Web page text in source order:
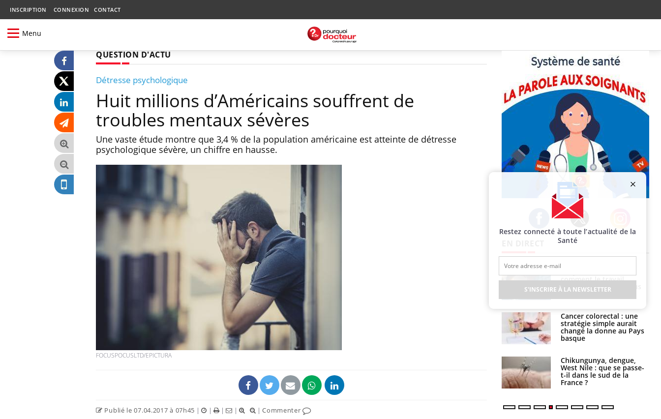
INSCRIPTION CONNEXION CONTACT
Menu
QUESTION D'ACTU
Détresse psychologique
Huit millions d’Américains souffrent de
troubles mentaux sévères
Une vaste étude montre que 3,4 % de la population américaine est atteinte de détresse
psychologique sévère, un chiffre en hausse.
FOCUSPOCUSLTD/EPICTURA
Publié le 07.04.2017 à 07h45 | | | | |Commenter
Facebook Twitter Instagram
Mon enfant est-il trop
très empathique ?
Bébés, jeunes enfants :
Syndrome métabolique :
quels sont les meilleurs
exercices physiques ?
Comment éviter une otite
pendant les vacances ?
en France
comment le travail
empiète de plus en plus
sur nos soirées
Cancer colorectal : une
stratégie simple aurait
changé la donne au Pays
basque
Chikungunya, dengue,
West Nile : que se passe-
t-il dans le sud de la
France ?
Restez connecté à toute l’actualité de la
Santé
S'INSCRIRE À LA NEWSLETTER